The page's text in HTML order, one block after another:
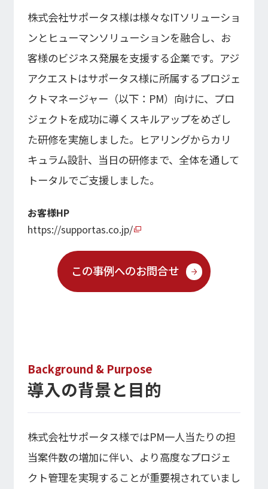
製造DX
自治体DX
防災DX
情シスDX
海外ラボ型開発
コンサルティング
DXコンサルティング
内製化支援
PM / PMO支援
モダナイゼーション
アプリケーション／システム
マルチクラウド導入
データ基盤
システム開発
WEBシステム開発
アプリ開発
UI/UX
統合CRM
クラウド
Microsoft Azure／M365
Google Cloud／Google Workspace
SaaS／セキュリティシステム
パートナー
CAD / 3D・BIM / CIM
ERP
イベント・ウェビナー
ウェビナー
イベント
コラム
DX Navigator
Tech Blog
DX用語集
アクセスマップ
海外拠点
IRニュース一覧
投資家の皆様へ
会社概要
コーポレート・ガバナンス
業績・財務情報
経営成績
財政状態
IRライブラリ
有価証券報告等法定開示資料
株主総会関連資料
適時開示情報
株式情報
株式基本情報
株価情報
採用情報
アジアクエスト株式会社
インドネシア法人
マレーシア法人
Contact
プライバシーポリシー
情報セキュリティ基本方針
ISMS認証
株式会社サポータス様は様々なITソリューショ
ンとヒューマンソリューションを融合し、お
客様のビジネス発展を支援する企業です。アジ
アクエストはサポータス様に所属するプロジェ
クトマネージャー（以下：PM）向けに、プロ
ジェクトを成功に導くスキルアップをめざし
た研修を実施しました。ヒアリングからカリ
キュラム設計、当日の研修まで、全体を通して
トータルでご支援しました。
お客様HP
https://supportas.co.jp/
この事例へのお問合せ
Background & Purpose
導入の背景と目的
株式会社サポータス様ではPM一人当たりの担
当案件数の増加に伴い、より高度なプロジェ
クト管理を実現することが重要視されていまし